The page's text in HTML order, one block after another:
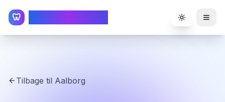
🦷 Toggle
Tilbage til Aalborg